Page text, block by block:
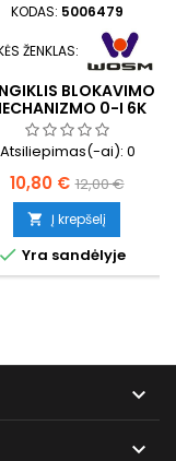
KODAS: 5006479
ŽENKLAS:
BLOKAVIMO
0-I 6K
Atsiliepimas(-ai): 0
Kaina
10,80 € Bazinė
kaina
12,00 €
 Į krepšelį
 Yra sandėlyje

